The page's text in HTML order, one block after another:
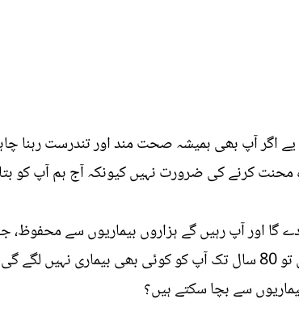
آپ بھی ہمیشہ صحت مند اور تندرست رہنا
محنت کرنے کی ضرورت نہیں کیونکہ آج ہم آپ کو
نہیں ہونے دے گا اور آپ رہیں گے ہزاروں بیماریوں سے
ہیں۔